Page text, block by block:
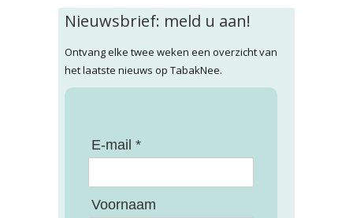
Nieuwsbrief: meld u aan!
Ontvang elke twee weken een overzicht van
het laatste nieuws op TabakNee.
E-mail *
Voornaam